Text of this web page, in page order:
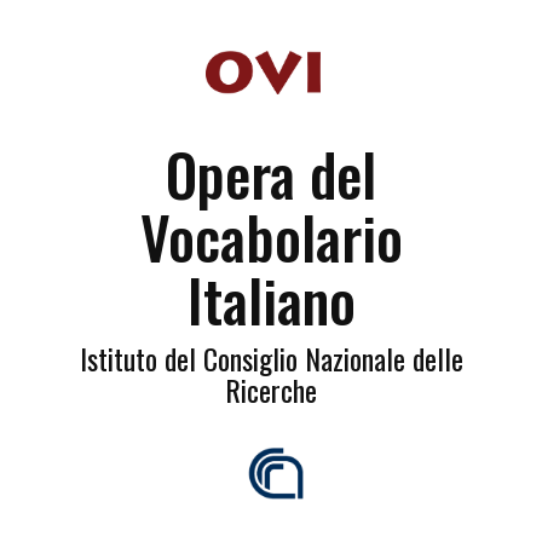
Opera del
Vocabolario
Italiano
Istituto del Consiglio Nazionale delle
Ricerche